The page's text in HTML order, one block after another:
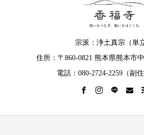
宗派：浄土真宗（単
住所：〒860-0821 熊本県熊本市
電話：080-2724-2259（副住